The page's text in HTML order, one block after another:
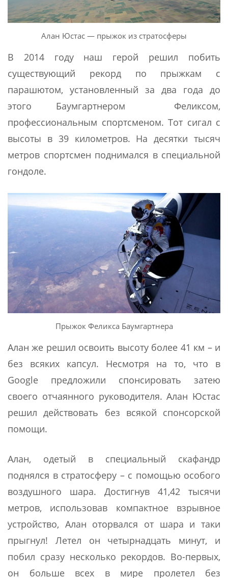
Алан Юстас — прыжок из стратосферы
В 2014 году наш герой решил побить
существующий рекорд по прыжкам с
парашютом, установленный за два года до
этого Баумгартнером Феликсом,
профессиональным спортсменом. Тот сигал с
высоты в 39 километров. На десятки тысяч
метров спортсмен поднимался в специальной
гондоле.
Прыжок Феликса Баумгартнера
Алан же решил освоить высоту более 41 км – и
без всяких капсул. Несмотря на то, что в
Google предложили спонсировать затею
своего отчаянного руководителя. Алан Юстас
решил действовать без всякой спонсорской
помощи.
Алан, одетый в специальный скафандр
поднялся в стратосферу – с помощью особого
воздушного шара. Достигнув 41,42 тысячи
метров, использовав компактное взрывное
устройство, Алан оторвался от шара и таки
прыгнул! Летел он четырнадцать минут, и
побил сразу несколько рекордов. Во-первых,
он больше всех в мире пролетел без